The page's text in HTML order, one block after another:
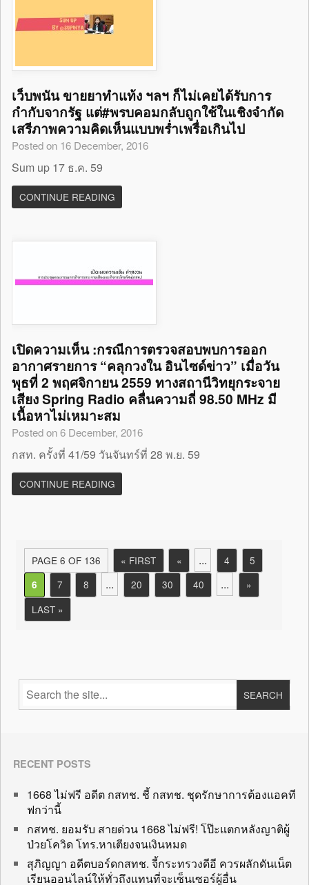
เว็บพนัน ขายยาทำแท้ง ฯลฯ ก็ไม่เคยได้รับการ
กำกับจากรัฐ แต่#พรบคอมกลับถูกใช้ในเชิงจำกัด
เสรีภาพความคิดเห็นแบบพร่ำเพรื่อเกินไป
Posted on 16 December, 2016
Sum up 17 ธ.ค. 59
CONTINUE READING
เปิดความเห็น :กรณีการตรวจสอบพบการออก
อากาศรายการ “คลุกวงใน อินไซด์ข่าว” เมื่อวัน
พุธที่ 2 พฤศจิกายน 2559 ทางสถานีวิทยุกระจาย
เสียง Spring Radio คลื่นความถี่ 98.50 MHz มี
เนื้อหาไม่เหมาะสม
Posted on 6 December, 2016
กสท. ครั้งที่ 41/59 วันจันทร์ที่ 28 พ.ย. 59
CONTINUE READING
PAGE 6 OF 136 « FIRST « ... 4 5
6 7 8 ... 20 30 40 ...
»
LAST »
RECENT POSTS
1668 ไม่ฟรี อดีต กสทช. ชี้ กสทช. ชุดรักษาการต้องแอคที
ฟกว่านี้
กสทช. ยอมรับ สายด่วน 1668 ไม่ฟรี! โป๊ะแตกหลังญาติผู้
ป่วยโควิด โทร.หาเตียงจนเงินหมด
สุภิญญา อดีตบอร์ดกสทช. จี้กระทรวงดีอี ควรผลักดันเน็ต
เรียนออนไลน์ให้ทั่วถึงแทนที่จะเซ็นเซอร์ผู้อื่น